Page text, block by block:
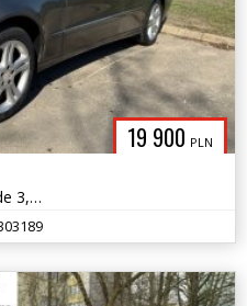
19 900 PLN
Mercedes-Benz E320 Avantgarde 3,0 D 224KM Zamiana